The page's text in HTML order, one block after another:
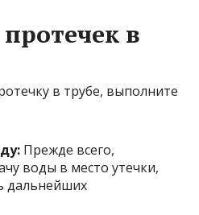
в
в трубе, выполните
Прежде всего,
воды в место утечки,
дальнейших